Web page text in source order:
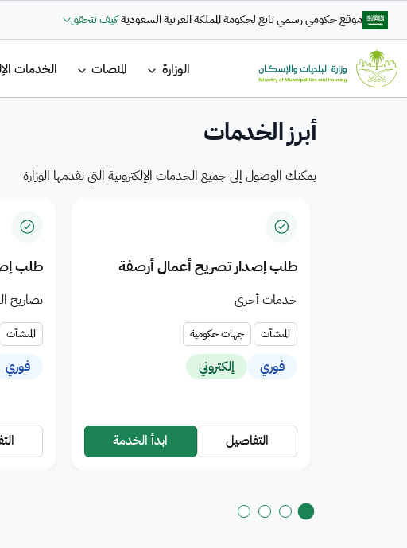
تجاوز إلى المحتوى الرئيسي
موقع حكومي رسمي تابع لحكومة المملكة العربية السعوديةكيف تتحقق
القائمة
الوزارة المنصات الخدمات
Saudi Arabia
تعزيز التكامل في تقديم الخدمات
البلدية والمنتجات السكنية للمدن
السعودية
ضمن التكامل بين وزارة البلديات والإسكان
والحكومة الرقمية تتاح خدمة بلاغ رقمي
لرفع الشكاوى والمقترحات بسرعة وكفاءة، عبر
أبرز الخدمات
يمكنك الوصول إلى جميع الخدمات الإلكترونية التي تقدمها الوزارة
طلب إصدار تصريح أعمال أرصفة
خدمات أخرى
المنشآت جهات حكومية
فوري إلكتروني
التفاصيل ابدأ الخدمة
طلب
تصاريح
المنشآت
فوري